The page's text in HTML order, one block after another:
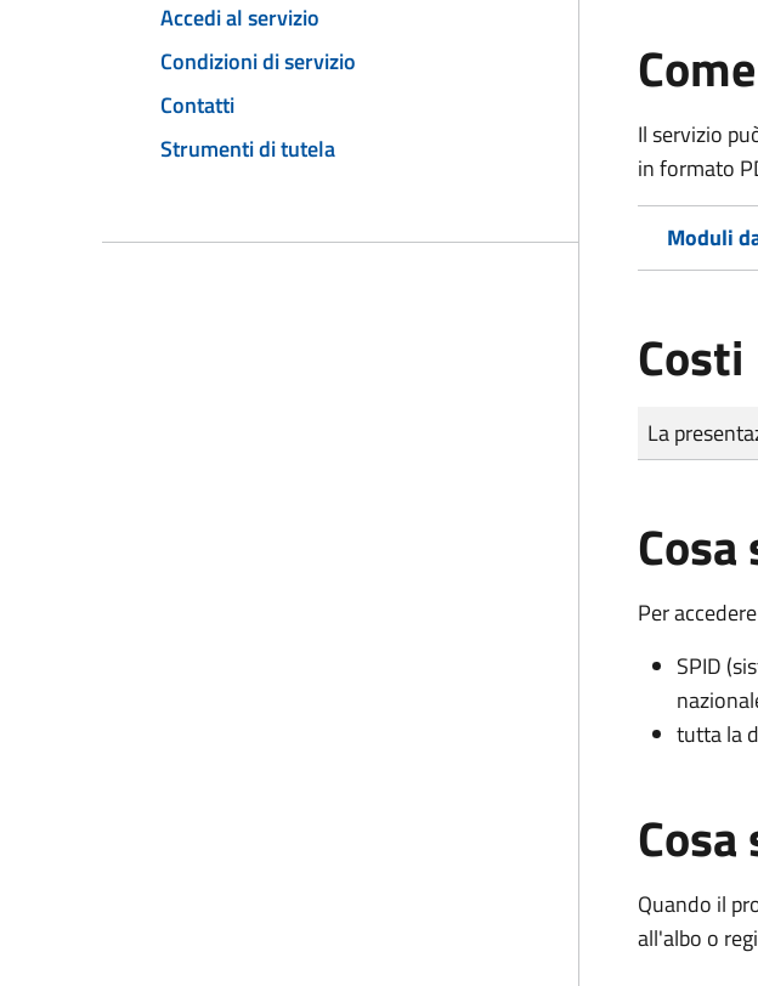
Accedi al servizio
Condizioni di servizio
Contatti
Strumenti di tutela
Il servizio
in formato
Moduli
Costi
Tipo di
Importo
La
Cosa
Per
SPID
tutta la
Quando il
all'albo o